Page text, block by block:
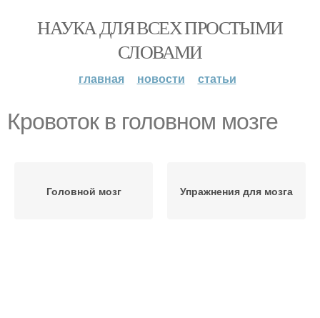
НАУКА ДЛЯ ВСЕХ ПРОСТЫМИ
СЛОВАМИ
главная новости статьи
Кровоток в головном мозге
Головной мозг Упражнения для мозга